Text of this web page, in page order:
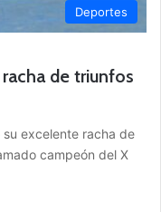
Deportes
de triunfos
excelente racha de
campeón del X